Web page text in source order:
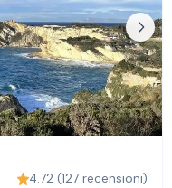
4.72 (127 recensioni)